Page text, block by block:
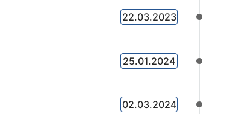
22.03.2023
25.01.2024
02.03.2024